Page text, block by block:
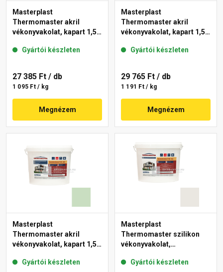
Masterplast
Thermomaster akril
vékonyvakolat, kapart 1,5
Gyártói készleten
27 385 Ft / db
1 095 Ft / kg
Megnézem
Masterplast
Thermomaster akril
vékonyvakolat, kapart 1,5
Gyártói készleten
29 765 Ft / db
1 191 Ft / kg
Megnézem
Masterplast
Thermomaster akril
vékonyvakolat, kapart 1,5
Gyártói készleten
Masterplast
Thermomaster szilikon
vékonyvakolat,
45-F 25 kg
Gyártói készleten